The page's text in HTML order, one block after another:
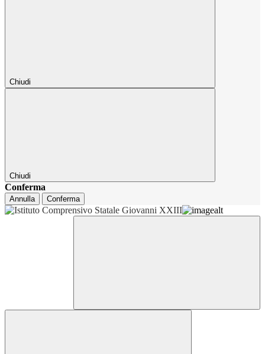
Chiudi
Chiudi
Conferma
Annulla Conferma